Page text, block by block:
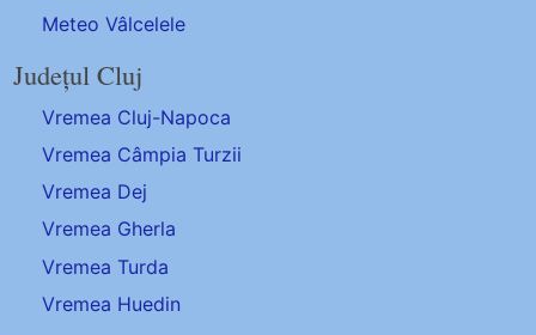
Meteo Vâlcelele
Județul Cluj
Vremea Cluj-Napoca
Vremea Câmpia Turzii
Vremea Dej
Vremea Gherla
Vremea Turda
Vremea Huedin